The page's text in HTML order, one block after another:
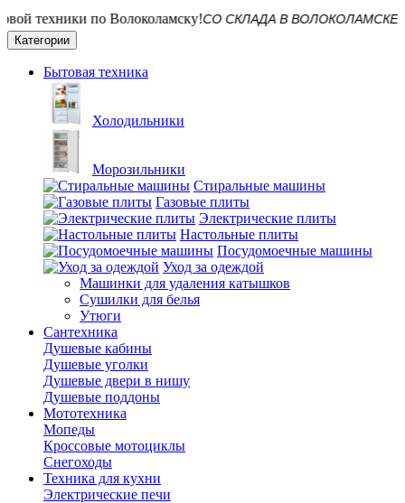
СО СКЛАДА В ВОЛОКОЛАМСКЕ!
Категории
Бытовая техника
Холодильники
Морозильники
Стиральные машины
Газовые плиты
Электрические плиты
Настольные плиты
Посудомоечные машины
Уход за одеждой
Машинки для удаления катышков
Сушилки для белья
Утюги
Сантехника
Душевые кабины
Душевые уголки
Душевые двери в нишу
Душевые поддоны
Мототехника
Мопеды
Кроссовые мотоциклы
Снегоходы
Техника для кухни
Электрические печи